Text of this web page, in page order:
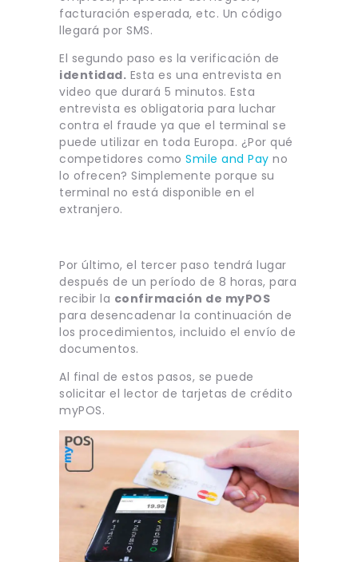
facturación esperada, etc. Un código
llegará por SMS.
El segundo paso es la verificación de
identidad. Esta es una entrevista en
video que durará 5 minutos. Esta
entrevista es obligatoria para luchar
contra el fraude ya que el terminal se
puede utilizar en toda Europa. ¿Por qué
competidores como Smile and Pay no
lo ofrecen? Simplemente porque su
terminal no está disponible en el
extranjero.
Por último, el tercer paso tendrá lugar
después de un período de 8 horas, para
recibir la confirmación de myPOS
para desencadenar la continuación de
los procedimientos, incluido el envío de
documentos.
Al final de estos pasos, se puede
solicitar el lector de tarjetas de crédito
myPOS.